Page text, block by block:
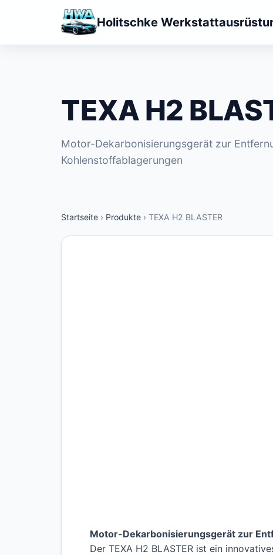
Holitschke
TEXA H2
Motor-Dekarbonisierungsgerät zur
Kohlenstoffablagerungen
Startseite › Produkte › TEXA H2 BLASTER
Motor-Dekarbonisierungsgerät zur
Der TEXA H2 BLASTER ist ein